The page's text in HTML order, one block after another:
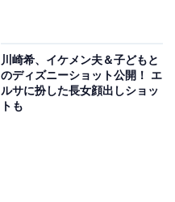
川崎希、イケメン夫＆子どもと
のディズニーショット公開！ エ
ルサに扮した長女顔出しショッ
トも